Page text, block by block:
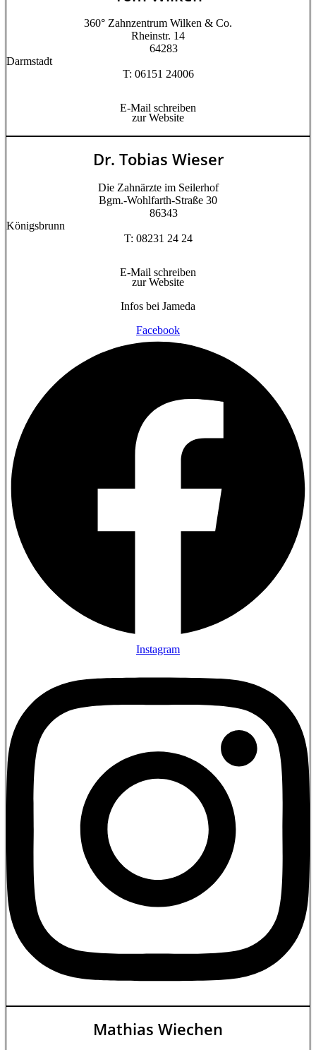
360° Zahnzentrum Wilken & Co.
Rheinstr. 14
64283
Darmstadt
T: 06151 24006
E-Mail schreiben
zur Website
Dr. Tobias Wieser
Die Zahnärzte im Seilerhof
Bgm.-Wohlfarth-Straße 30
86343
Königsbrunn
T: 08231 24 24
E-Mail schreiben
zur Website
Infos bei Jameda
Facebook
Instagram
Mathias Wiechen